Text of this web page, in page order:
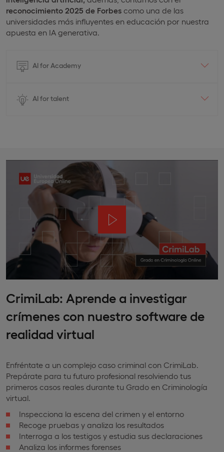
reconocimiento 2025 de Forbes como una de las
universidades más influyentes en educación por nuestra
apuesta en IA generativa.
AI for Academy
AI for talent
CrimiLab: Aprende a investigar
crímenes con nuestro software de
realidad virtual
Enfréntate a un complejo caso criminal con CrimiLab.
Prepárate para tu futuro profesional resolviendo tus
primeros casos reales durante tu Grado en Criminología
virtual.
Inspecciona la escena del crimen y el entorno
Recoge pruebas y analiza los resultados
Interroga a los testigos y estudia sus declaraciones
Analiza los informes forenses